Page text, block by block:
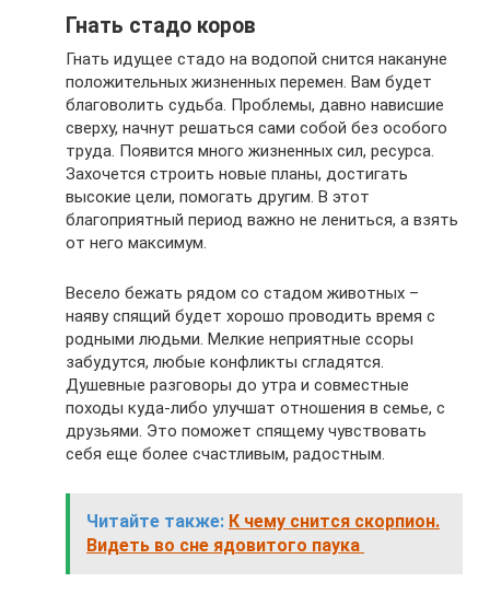
Гнать стадо коров
Гнать идущее стадо на водопой снится накануне
положительных жизненных перемен. Вам будет
благоволить судьба. Проблемы, давно нависшие
сверху, начнут решаться сами собой без особого
труда. Появится много жизненных сил, ресурса.
Захочется строить новые планы, достигать
высокие цели, помогать другим. В этот
благоприятный период важно не лениться, а взять
от него максимум.
Весело бежать рядом со стадом животных –
наяву спящий будет хорошо проводить время с
родными людьми. Мелкие неприятные ссоры
забудутся, любые конфликты сгладятся.
Душевные разговоры до утра и совместные
походы куда-либо улучшат отношения в семье, с
друзьями. Это поможет спящему чувствовать
себя еще более счастливым, радостным.
Читайте также: К чему снится скорпион.
Видеть во сне ядовитого паука